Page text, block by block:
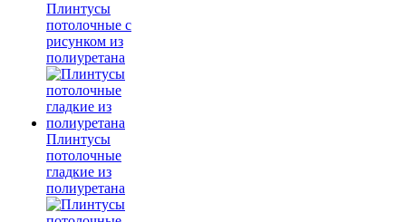
Плинтусы
потолочные с
рисунком из
полиуретана
Плинтусы
потолочные
гладкие из
полиуретана